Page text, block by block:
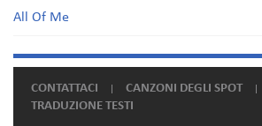
All Of Me
CONTATTACI
CANZONI DEGLI SPOT
TRADUZIONE TESTI